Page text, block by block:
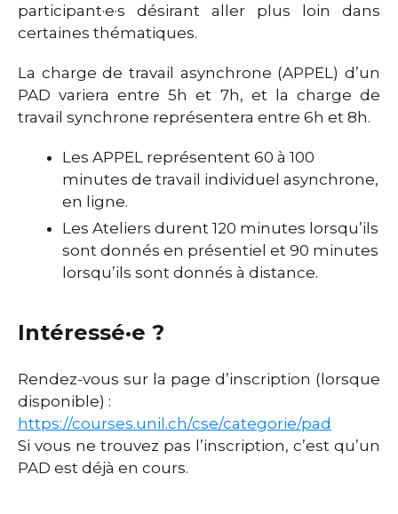
participant·e·s désirant aller plus loin dans
certaines thématiques.
La charge de travail asynchrone (APPEL) d’un
PAD variera entre 5h et 7h, et la charge de
travail synchrone représentera entre 6h et 8h.
Les APPEL représentent 60 à 100
minutes de travail individuel asynchrone,
en ligne.
Les Ateliers durent 120 minutes lorsqu’ils
sont donnés en présentiel et 90 minutes
lorsqu’ils sont donnés à distance.
Intéressé·e ?
Rendez-vous sur la page d’inscription (lorsque
disponible) :
https://courses.unil.ch/cse/categorie/pad
Si vous ne trouvez pas l’inscription, c’est qu’un
PAD est déjà en cours.